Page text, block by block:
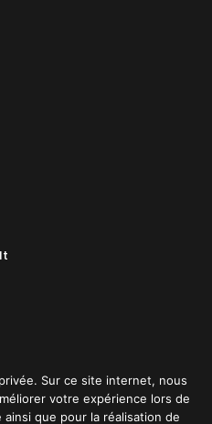
Politique de confidentialité
Sur ce site internet, nous
votre expérience lors de
que pour la réalisation de